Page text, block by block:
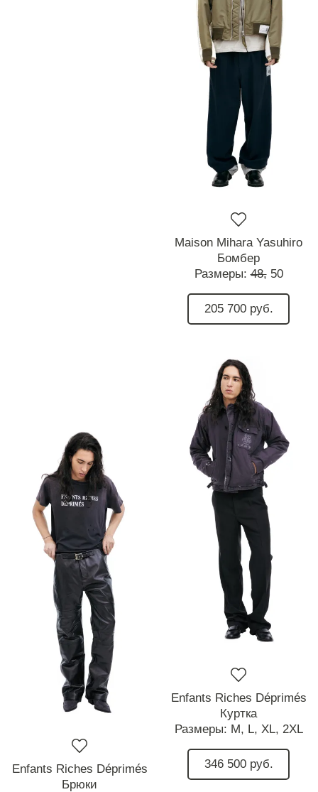
Maison Mihara Yasuhiro
Бомбер
Размеры:48, 50
205 700 руб.
Enfants Riches Déprimés
Брюки
Enfants Riches Déprimés
Куртка
Размеры: M, L, XL, 2XL
346 500 руб.